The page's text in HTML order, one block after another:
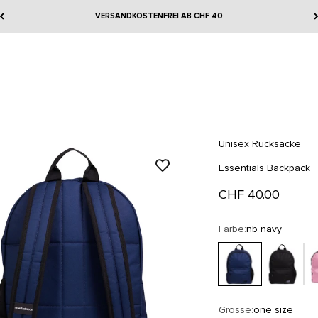
VERSANDKOSTENFREI AB CHF 40
Unisex Rucksäcke
Essentials Backpack
Angebot
CHF 40.00
Farbe:nb navy
nb navy
black
Grösse:one size